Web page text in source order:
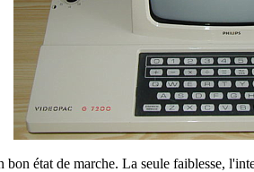
bon état de marche. La seule faiblesse,